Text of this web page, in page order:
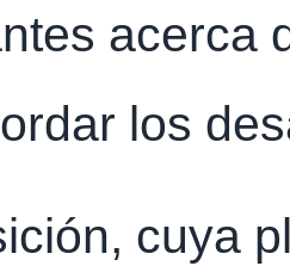
acerca
los
cuya